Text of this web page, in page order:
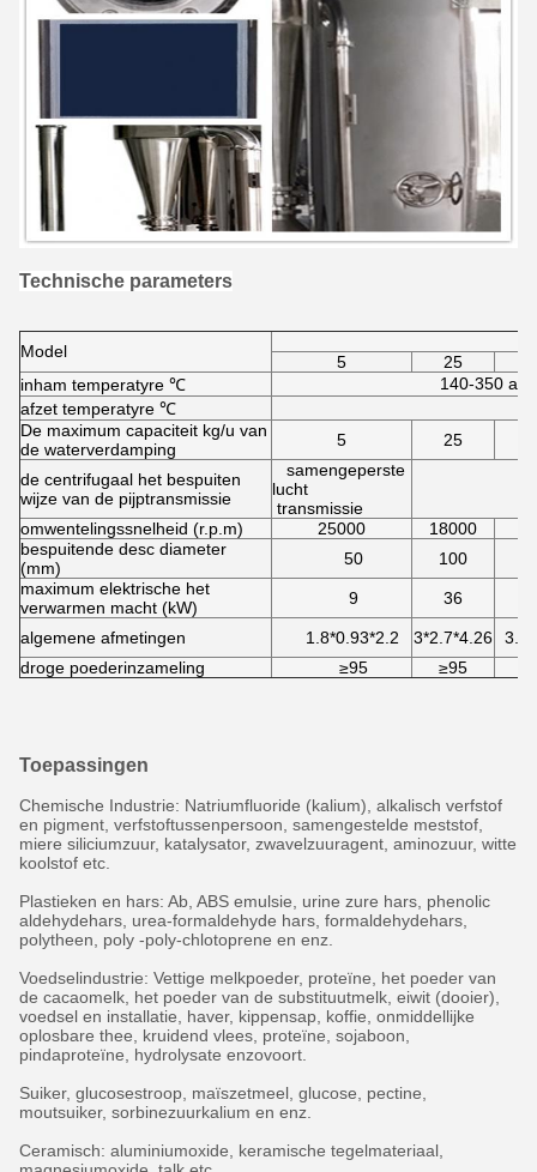
Technische parameters
Model
5 25
inham temperatyre ℃
140-350
afzet temperatyre ℃
De maximum capaciteit kg/u van
de waterverdamping
5 25
de centrifugaal het bespuiten
wijze van de pijptransmissie
samengeperste
lucht
transmissie
omwentelingssnelheid (r.p.m)
25000 18000
bespuitende desc diameter
(mm)
50 100
maximum elektrische het
verwarmen macht (kW)
9 36
algemene afmetingen 1.8*0.93*2.2 3*2.7*4.26
droge poederinzameling
≥95 ≥95
Toepassingen
Chemische Industrie: Natriumfluoride (kalium), alkalisch verfstof
en pigment, verfstoftussenpersoon, samengestelde meststof,
miere siliciumzuur, katalysator, zwavelzuuragent, aminozuur, witte
koolstof etc.
Plastieken en hars: Ab, ABS emulsie, urine zure hars, phenolic
aldehydehars, urea-formaldehyde hars, formaldehydehars,
polytheen, poly -poly-chlotoprene en enz.
Voedselindustrie: Vettige melkpoeder, proteïne, het poeder van
de cacaomelk, het poeder van de substituutmelk, eiwit (dooier),
voedsel en installatie, haver, kippensap, koffie, onmiddellijke
oplosbare thee, kruidend vlees, proteïne, sojaboon,
pindaproteïne, hydrolysate enzovoort.
Suiker, glucosestroop, maïszetmeel, glucose, pectine,
moutsuiker, sorbinezuurkalium en enz.
Ceramisch: aluminiumoxide, keramische tegelmateriaal,